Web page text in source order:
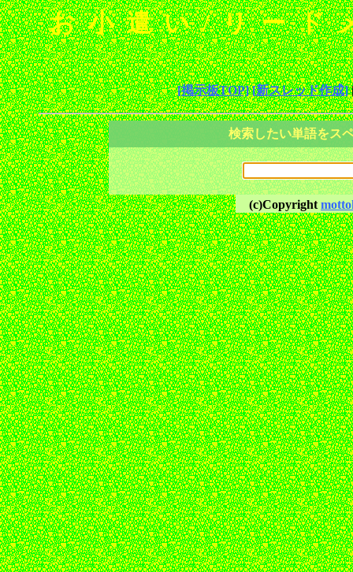
お小遣い/リード
[掲示板TOP] [新スレッド作成]
検索したい単語をス
(c)Copyright